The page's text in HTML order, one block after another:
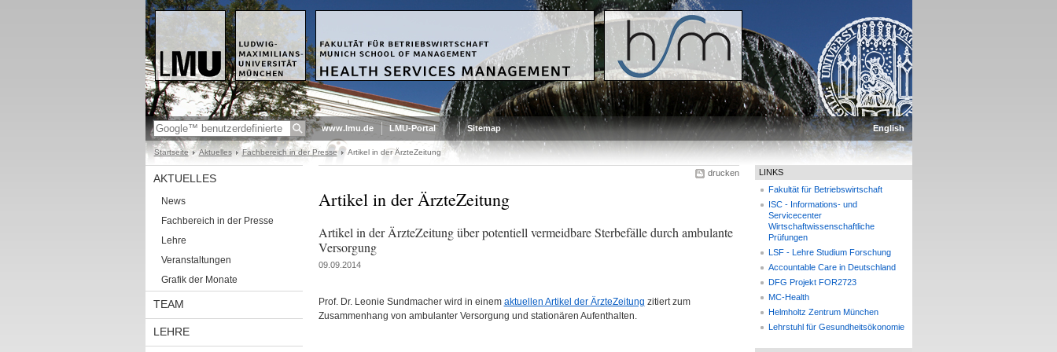
www.lmu.de LMU-Portal Sitemap English
Startseite Aktuelles Fachbereich in der Presse Artikel in der ÄrzteZeitung
AKTUELLES
News
Fachbereich in der Presse
Lehre
Veranstaltungen
Grafik der Monate
TEAM
LEHRE
drucken
Artikel in der ÄrzteZeitung
Artikel in der ÄrzteZeitung über potentiell vermeidbare Sterbefälle durch ambulante
Versorgung
09.09.2014
Prof. Dr. Leonie Sundmacher wird in einem aktuellen Artikel der ÄrzteZeitung zitiert zum
Zusammenhang von ambulanter Versorgung und stationären Aufenthalten.
LINKS
Fakultät für Betriebswirtschaft
ISC - Informations- und
Servicecenter
Wirtschaftwissenschaftliche
Prüfungen
LSF - Lehre Studium Forschung
Accountable Care in Deutschland
DFG Projekt FOR2723
MC-Health
Helmholtz Zentrum München
Lehrstuhl für Gesundheitsökonomie